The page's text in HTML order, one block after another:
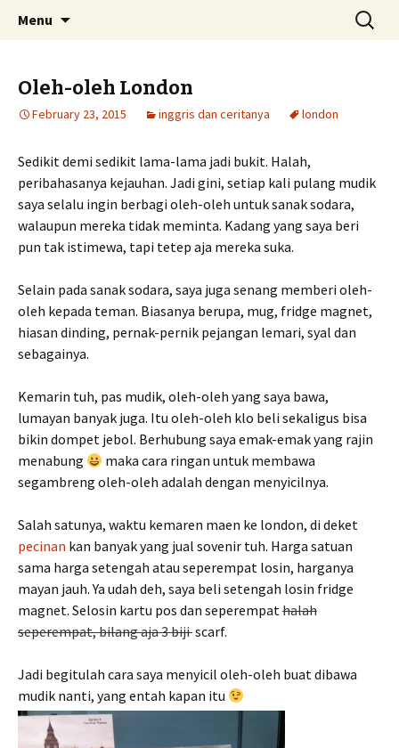
Menu
Search
for:
Oleh-oleh London
February 23, 2015 inggris dan ceritanya london
Sedikit demi sedikit lama-lama jadi bukit. Halah,
peribahasanya kejauhan. Jadi gini, setiap kali pulang mudik
saya selalu ingin berbagi oleh-oleh untuk sanak sodara,
walaupun mereka tidak meminta. Kadang yang saya beri
pun tak istimewa, tapi tetep aja mereka suka.
Selain pada sanak sodara, saya juga senang memberi oleh-
oleh kepada teman. Biasanya berupa, mug, fridge magnet,
hiasan dinding, pernak-pernik pejangan lemari, syal dan
sebagainya.
Kemarin tuh, pas mudik, oleh-oleh yang saya bawa,
lumayan banyak juga. Itu oleh-oleh klo beli sekaligus bisa
bikin dompet jebol. Berhubung saya emak-emak yang rajin
menabung
maka cara ringan untuk membawa
segambreng oleh-oleh adalah dengan menyicilnya.
Salah satunya, waktu kemaren maen ke london, di deket
pecinan kan banyak yang jual sovenir tuh. Harga satuan
sama harga setengah atau seperempat losin, harganya
mayan jauh. Ya udah deh, saya beli setengah losin fridge
magnet. Selosin kartu pos dan seperempathalah
seperempat, bilang aja 3 bijiscarf.
Jadi begitulah cara saya menyicil oleh-oleh buat dibawa
mudik nanti, yang entah kapan itu